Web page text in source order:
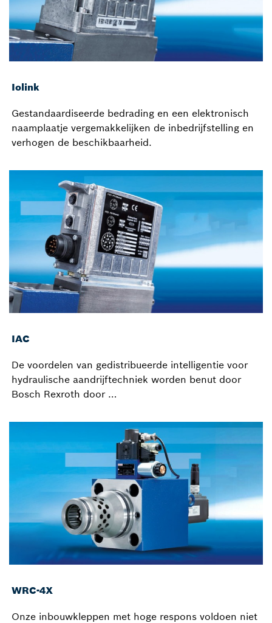
Iolink
Gestandaardiseerde bedrading en een elektronisch
naamplaatje vergemakkelijken de inbedrijfstelling en
verhogen de beschikbaarheid.
IAC
De voordelen van gedistribueerde intelligentie voor
hydraulische aandrijftechniek worden benut door
Bosch Rexroth door …
WRC-4X
Onze inbouwkleppen met hoge respons voldoen niet